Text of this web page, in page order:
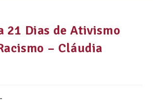
21 Dias de Ativismo
– Cláudia